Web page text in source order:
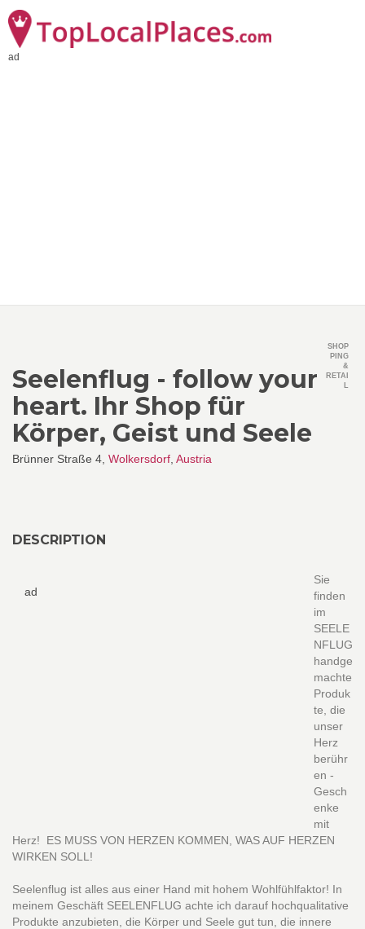
ad
Seelenflug - follow your
heart. Ihr Shop für
Körper, Geist und Seele
Brünner Straße 4, Wolkersdorf Austria
SHOP
PING
&
RETAI
L
DESCRIPTION
ad
Sie
finden
im
SEELE
NFLUG
handge
machte
Produk
te, die
unser
Herz
berühr
en -
Gesch
enke
mit
Herz! ES MUSS VON HERZEN KOMMEN, WAS AUF HERZEN
WIRKEN SOLL!
Seelenflug ist alles aus einer Hand mit hohem Wohlfühlfaktor! In
meinem Geschäft SEELENFLUG achte ich darauf hochqualitative
Produkte anzubieten, die Körper und Seele gut tun, die innere